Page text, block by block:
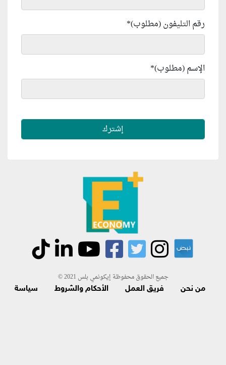
رقم التليفون (مطلوب)*
الإسم (مطلوب)*
جميع الحقوق محفوظة إيكونمي بلس 2021 ©
من نحن فريق العمل الأحكام والشروط
سياسة